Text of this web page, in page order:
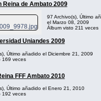
de Ambato 2009
97 Archivo(s), Último
el Marzo 08, 2009
Álbum visto 211 veces
Uniandes 2009
Último añadido el Diciembre 21, 2009
169 veces
FFF Ambato 2010
Último añadido el Enero 21, 2010
192 veces